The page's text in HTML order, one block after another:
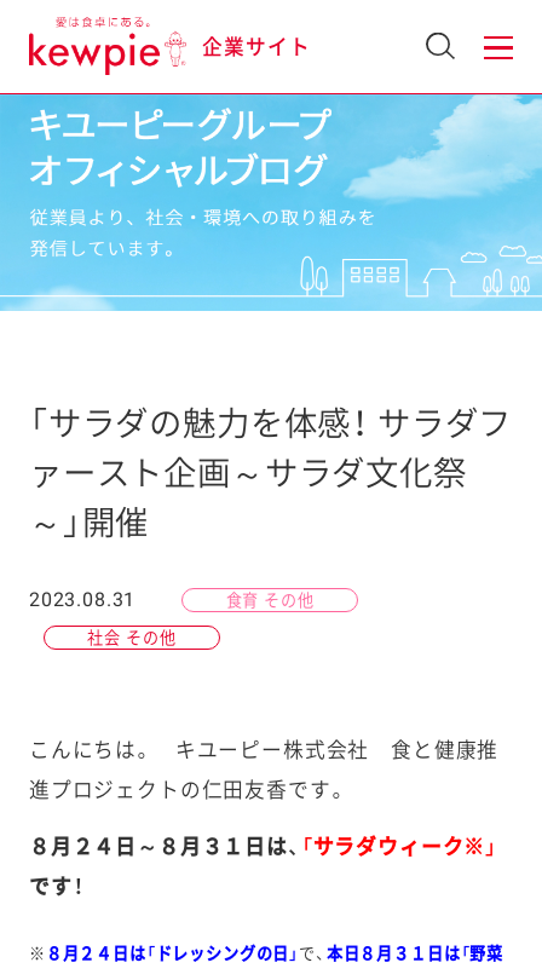
企業サイト
「サラダの魅力を体感！ サラダフ
ァースト企画～サラダ文化祭
～」開催
2023.08.31 食育 その他
社会 その他
こんにちは。 キユーピー株式会社 食と健康推
進プロジェクトの仁田友香です。
８月２４日～８月３１日は、 「サラダウィーク※」
です！
※ ８月２４日は「ドレッシングの日」 で、 本日８月３１日は「野菜